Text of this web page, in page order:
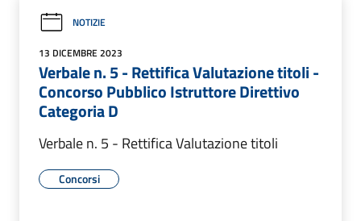
NOTIZIE
13 DICEMBRE 2023
Verbale n. 5 - Rettifica Valutazione titoli -
Concorso Pubblico Istruttore Direttivo
Categoria D
Verbale n. 5 - Rettifica Valutazione titoli
Concorsi